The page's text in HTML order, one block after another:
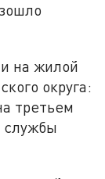
на жилой
округа:
третьем
службы